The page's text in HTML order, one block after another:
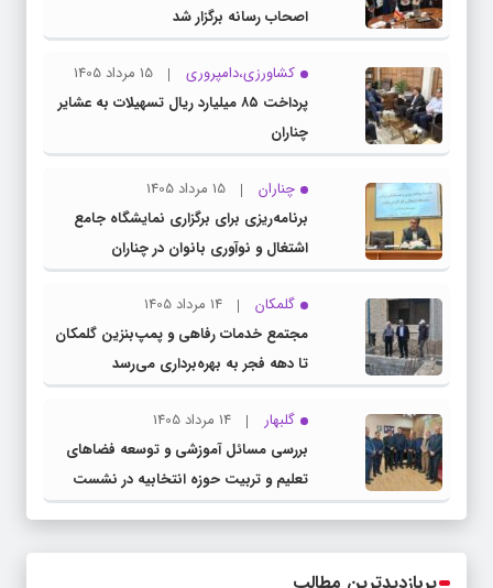
اصحاب رسانه برگزار شد
کشاورزی،دامپروری
15 مرداد 1405
پرداخت ۸۵ میلیارد ریال تسهیلات به عشایر
چناران
چناران
15 مرداد 1405
برنامه‌ریزی برای برگزاری نمایشگاه جامع
اشتغال و نوآوری بانوان در چناران
گلمکان
14 مرداد 1405
مجتمع خدمات رفاهی و پمپ‌بنزین گلمکان
تا دهه فجر به بهره‌برداری می‌رسد
گلبهار
14 مرداد 1405
بررسی مسائل آموزشی و توسعه فضاهای
تعلیم و تربیت حوزه انتخابیه در نشست
مشترک عضو کمیسیون آموزش مجلس با